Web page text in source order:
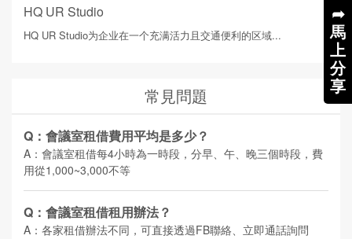
➦
馬
上
分
享
HQ UR Studio
HQ UR Studio为企业在一个充满活力且交通便利的区域...
常見問題
Q：會議室租借費用平均是多少？
A：會議室租借每4小時為一時段，分早、午、晚三個時段，費
用從1,000~3,000不等
Q：會議室租借租用辦法？
A：各家租借辦法不同，可直接透過FB聯絡、立即通話詢問